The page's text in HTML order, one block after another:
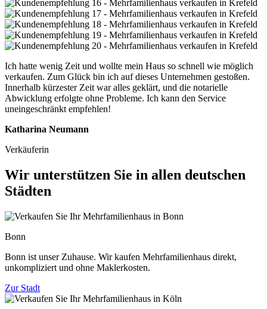
Ich hatte wenig Zeit und wollte mein Haus so schnell wie möglich
verkaufen. Zum Glück bin ich auf dieses Unternehmen gestoßen.
Innerhalb kürzester Zeit war alles geklärt, und die notarielle
Abwicklung erfolgte ohne Probleme. Ich kann den Service
uneingeschränkt empfehlen!
Katharina Neumann
Verkäuferin
Wir unterstützen Sie in allen deutschen
Städten
Bonn
Bonn ist unser Zuhause. Wir kaufen Mehrfamilienhaus direkt,
unkompliziert und ohne Maklerkosten.
Zur Stadt